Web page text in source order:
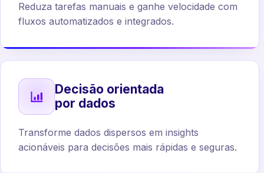
Reduza tarefas manuais e ganhe velocidade com
fluxos automatizados e integrados.
Decisão orientada
por dados
Transforme dados dispersos em insights
acionáveis para decisões mais rápidas e seguras.